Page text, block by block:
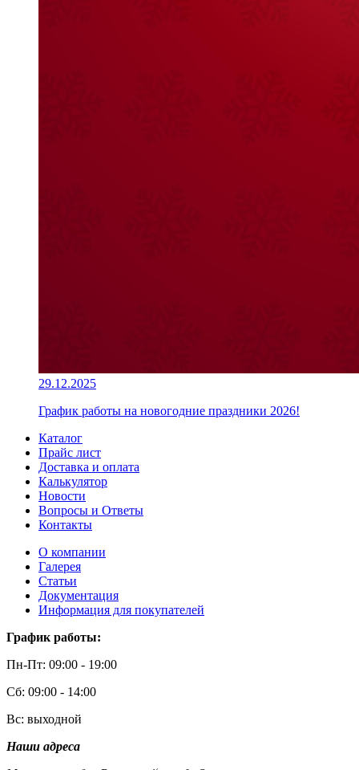
29.12.2025
График работы на новогодние праздники 2026!
Каталог
Прайс лист
Доставка и оплата
Калькулятор
Новости
Вопросы и Ответы
Контакты
О компании
Галерея
Статьи
Документация
Информация для покупателей
График работы:
Пн-Пт: 09:00 - 19:00
Сб: 09:00 - 14:00
Вс: выходной
Наши адреса